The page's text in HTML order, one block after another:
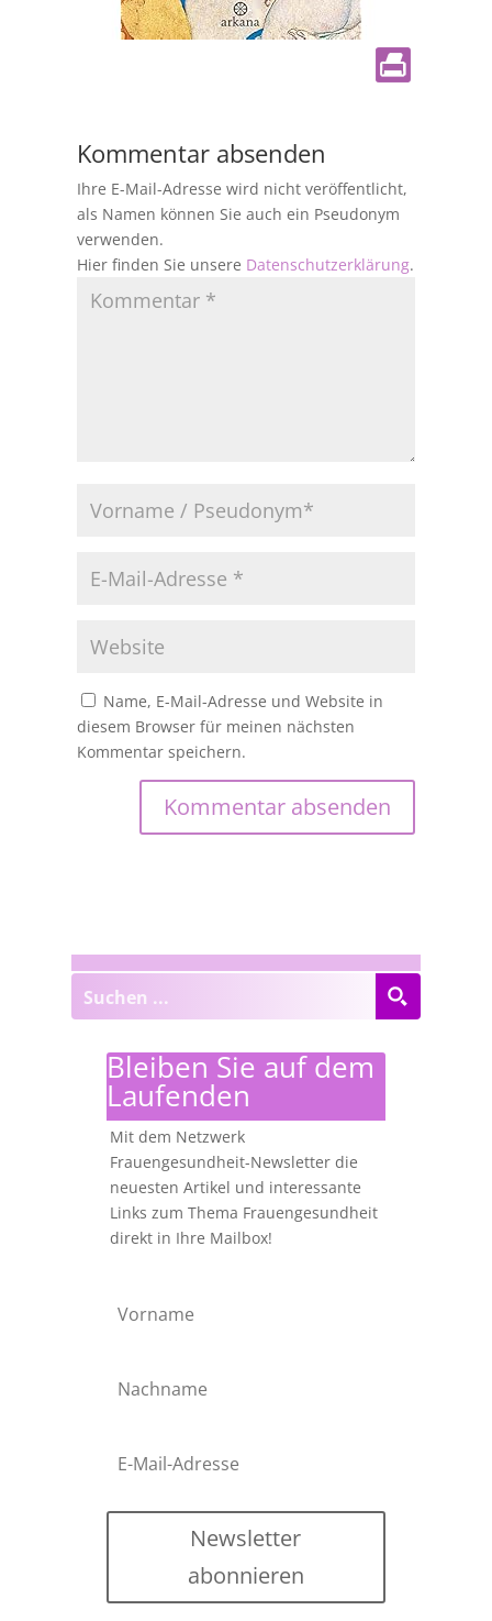
Kommentar absenden
Ihre E-Mail-Adresse wird nicht veröffentlicht,
als Namen können Sie auch ein Pseudonym
verwenden.
Hier finden Sie unsere Datenschutzerklärung.
Name, E-Mail-Adresse und Website in
diesem Browser für meinen nächsten
Kommentar speichern.
Bleiben Sie auf dem
Laufenden
Mit dem Netzwerk
Frauengesundheit-Newsletter die
neuesten Artikel und interessante
Links zum Thema Frauengesundheit
direkt in Ihre Mailbox!
Newsletter
abonnieren